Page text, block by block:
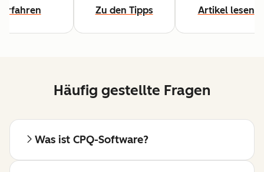
erfahren
Zu den Tipps Artikel lesen
Häufig gestellte Fragen
Was ist CPQ-Software?